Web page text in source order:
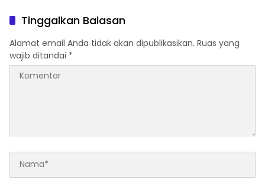
JutaTinggalkan Balasan
Alamat email Anda tidak akan dipublikasikan. Ruas yang
wajib ditandai *